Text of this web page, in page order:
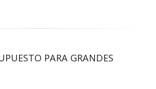
PARA GRANDES